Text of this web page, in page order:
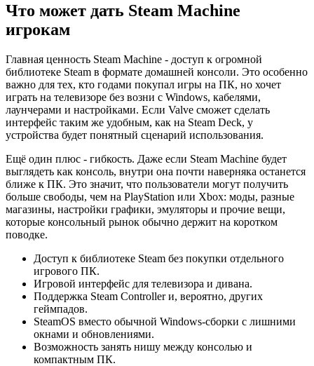
Что может дать Steam Machine
игрокам
Главная ценность Steam Machine - доступ к огромной
библиотеке Steam в формате домашней консоли. Это особенно
важно для тех, кто годами покупал игры на ПК, но хочет
играть на телевизоре без возни с Windows, кабелями,
лаунчерами и настройками. Если Valve сможет сделать
интерфейс таким же удобным, как на Steam Deck, у
устройства будет понятный сценарий использования.
Ещё один плюс - гибкость. Даже если Steam Machine будет
выглядеть как консоль, внутри она почти наверняка останется
ближе к ПК. Это значит, что пользователи могут получить
больше свободы, чем на PlayStation или Xbox: моды, разные
магазины, настройки графики, эмуляторы и прочие вещи,
которые консольный рынок обычно держит на коротком
поводке.
Доступ к библиотеке Steam без покупки отдельного
игрового ПК.
Игровой интерфейс для телевизора и дивана.
Поддержка Steam Controller и, вероятно, других
геймпадов.
SteamOS вместо обычной Windows-сборки с лишними
окнами и обновлениями.
Возможность занять нишу между консолью и
компактным ПК.